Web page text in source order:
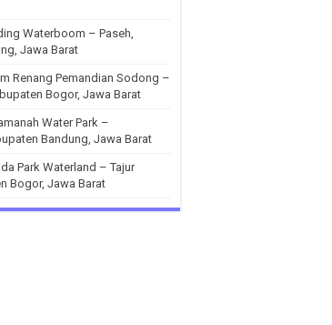
Waterboom – Paseh,
Jawa Barat
Renang Pemandian Sodong –
Bogor, Jawa Barat
Water Park –
Bandung, Jawa Barat
Park Waterland – Tajur
Bogor, Jawa Barat